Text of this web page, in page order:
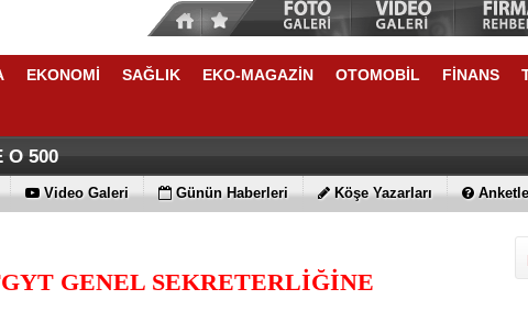
EKONOMİ SAĞLIK EKO-MAGAZİN OTOMOBİL FİNANS
O 500
Video Galeri Günün Haberleri Köşe Yazarları
GENEL SEKRETERLİĞİNE